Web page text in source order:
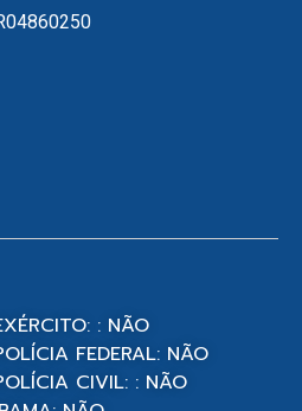
: NÃO
FEDERAL: NÃO
CIVIL: : NÃO